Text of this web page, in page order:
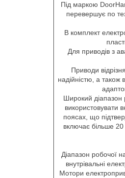
Під маркою
перевершує по
В комплект
Для приводів з
Приводи
надійністю, а також
Широкий діапазон
використовувати
поясах, що
включає більше
Діапазон робочої
внутрівальні
Мотори